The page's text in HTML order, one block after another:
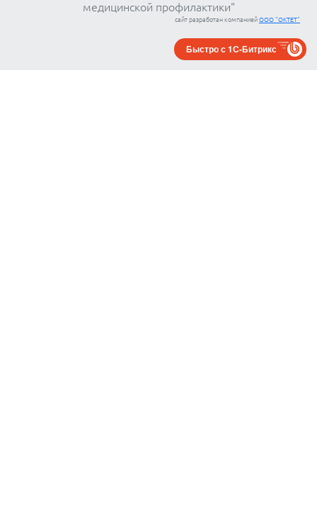
медицинской профилактики"
сайт разработан компанией ООО "ОКТЕТ"
Быстро с 1С-Битрикс